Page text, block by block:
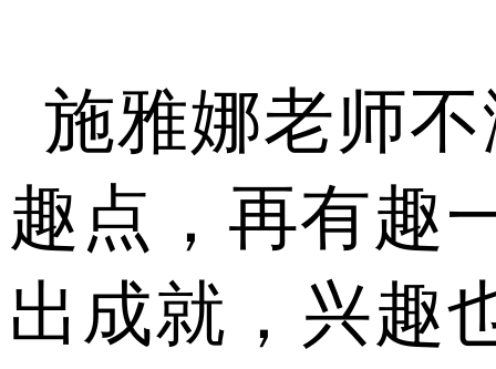
施雅娜老师
趣点，再有趣
出成就，兴趣